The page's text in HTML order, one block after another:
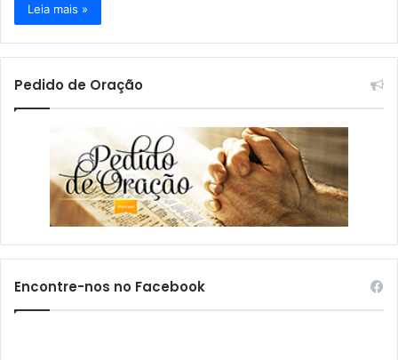
Leia mais »
Pedido de Oração
Encontre-nos no Facebook